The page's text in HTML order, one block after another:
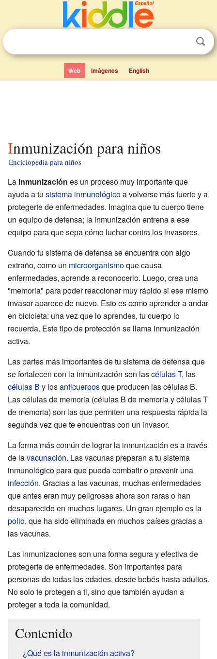
Web Imágenes English
Inmunización para niños
Enciclopedia para niños
La inmunización es un proceso muy importante que
ayuda a tu sistema inmunológicoa volverse más fuerte y a
protegerte de enfermedades. Imagina que tu cuerpo tiene
un equipo de defensa; la inmunización entrena a ese
equipo para que sepa cómo luchar contra los invasores.
Cuando tu sistema de defensa se encuentra con algo
extraño, como un microorganismoque causa
enfermedades, aprende a reconocerlo. Luego, crea una
"memoria" para poder reaccionar muy rápido si ese mismo
invasor aparece de nuevo. Esto es como aprender a andar
en bicicleta: una vez que lo aprendes, tu cuerpo lo
recuerda. Este tipo de protección se llama inmunización
activa.
Las partes más importantes de tu sistema de defensa que
se fortalecen con la inmunización son lascélulas T, las
células B y losanticuerposque producen las células B.
Las células de memoria (células B de memoria y células T
de memoria) son las que permiten una respuesta rápida la
segunda vez que te encuentras con un invasor.
La forma más común de lograr la inmunización es a través
de lavacunación. Las vacunas preparan a tu sistema
inmunológico para que pueda combatir o prevenir una
infección. Gracias a las vacunas, muchas enfermedades
que antes eran muy peligrosas ahora son raras o han
desaparecido en muchos lugares. Un gran ejemplo es la
polio, que ha sido eliminada en muchos países gracias a
las vacunas.
Las inmunizaciones son una forma segura y efectiva de
protegerte de enfermedades. Son importantes para
personas de todas las edades, desde bebés hasta adultos.
No solo te protegen a ti, sino que también ayudan a
proteger a toda la comunidad.
Contenido
¿Qué es la inmunización activa?